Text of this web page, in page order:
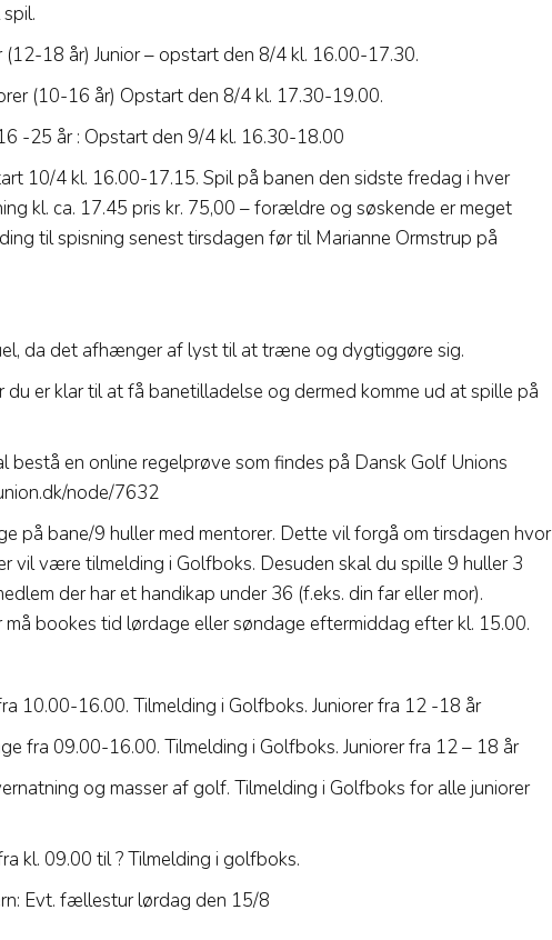
18 år) Junior – opstart den 8/4 kl. 16.00-17.30.
(10-16 år) Opstart den 8/4 kl. 17.30-19.00.
-25 år : Opstart den 9/4 kl. 16.30-18.00
10/4 kl. 16.00-17.15. Spil på banen den sidste fredag i hver
kl. ca. 17.45 pris kr. 75,00 – forældre og søskende er meget
til spisning senest tirsdagen før til Marianne Ormstrup på
da det afhænger af lyst til at træne og dygtiggøre sig.
er klar til at få banetilladelse og dermed komme ud at spille på
bestå en online regelprøve som findes på Dansk Golf Unions
node/7632
på bane/9 huller med mentorer. Dette vil forgå om tirsdagen hvor
vil være tilmelding i Golfboks. Desuden skal du spille 9 huller 3
der har et handikap under 36 (f.eks. din far eller mor).
bookes tid lørdage eller søndage eftermiddag efter kl. 15.00.
10.00-16.00. Tilmelding i Golfboks. Juniorer fra 12 -18 år
fra 09.00-16.00. Tilmelding i Golfboks. Juniorer fra 12 – 18 år
og masser af golf. Tilmelding i Golfboks for alle juniorer
kl. 09.00 til ? Tilmelding i golfboks.
Evt. fællestur lørdag den 15/8